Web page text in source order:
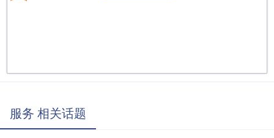
服务 相关话题